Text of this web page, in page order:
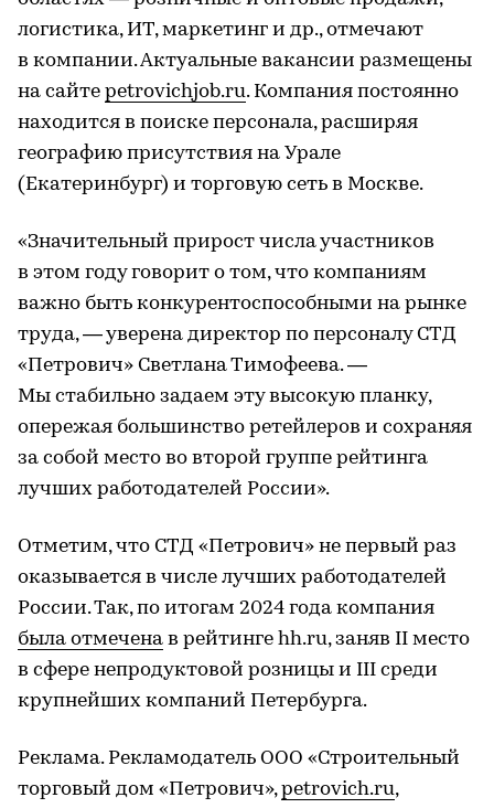
логистика, ИТ, маркетинг и др., отмечают
в компании. Актуальные вакансии размещены
на сайте petrovichjob.ru. Компания постоянно
находится в поиске персонала, расширяя
географию присутствия на Урале
(Екатеринбург) и торговую сеть в Москве.
«Значительный прирост числа участников
в этом году говорит о том, что компаниям
важно быть конкурентоспособными на рынке
труда, — уверена директор по персоналу СТД
«Петрович» Светлана Тимофеева. —
Мы стабильно задаем эту высокую планку,
опережая большинство ретейлеров и сохраняя
за собой место во второй группе рейтинга
лучших работодателей России».
Отметим, что СТД «Петрович» не первый раз
оказывается в числе лучших работодателей
России. Так, по итогам 2024 года компания
была отмечена в рейтинге hh.ru, заняв II место
в сфере непродуктовой розницы и III среди
крупнейших компаний Петербурга.
Реклама. Рекламодатель ООО «Строительный
торговый дом «Петрович»,petrovich.ru,